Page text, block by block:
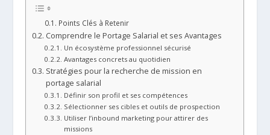
Points Clés à Retenir
Comprendre le Portage Salarial et ses Avantages
Un écosystème professionnel sécurisé
Avantages concrets au quotidien
Stratégies pour la recherche de mission en
portage salarial
Définir son profil et ses compétences
Sélectionner ses cibles et outils de prospection
Utiliser l’inbound marketing pour attirer des
missions